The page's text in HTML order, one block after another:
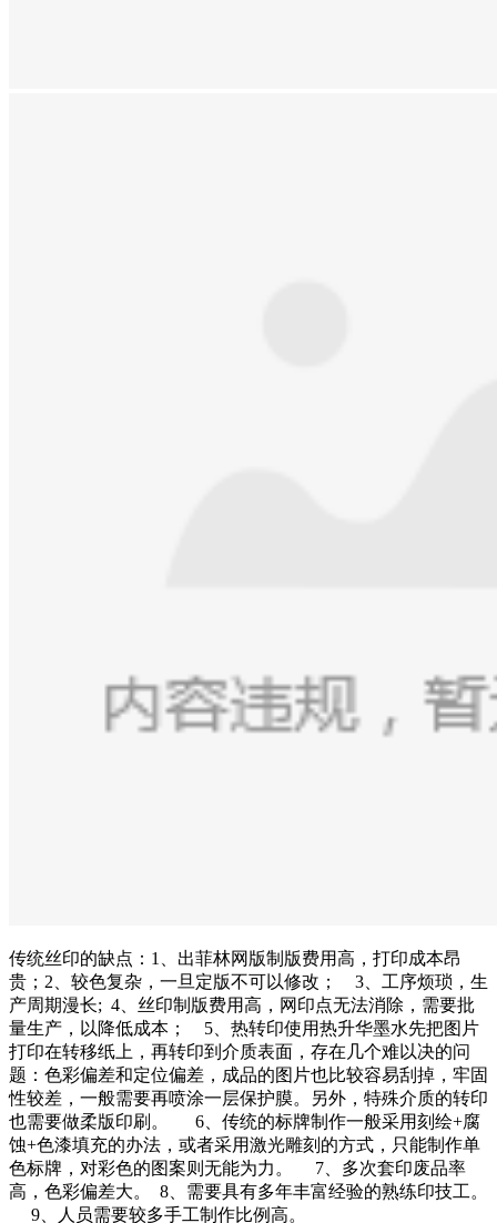
传统丝印的缺点：1、出菲林网版制版费用高，打印成本昂
贵；2、较色复杂，一旦定版不可以修改； 3、工序烦琐，生
产周期漫长; 4、丝印制版费用高，网印点无法消除，需要批
量生产，以降低成本； 5、热转印使用热升华墨水先把图片
打印在转移纸上，再转印到介质表面，存在几个难以决的问
题：色彩偏差和定位偏差，成品的图片也比较容易刮掉，牢固
性较差，一般需要再喷涂一层保护膜。另外，特殊介质的转印
也需要做柔版印刷。 6、传统的标牌制作一般采用刻绘+腐
蚀+色漆填充的办法，或者采用激光雕刻的方式，只能制作单
色标牌，对彩色的图案则无能为力。 7、多次套印废品率
高，色彩偏差大。 8、需要具有多年丰富经验的熟练印技工。
9、人员需要较多手工制作比例高。